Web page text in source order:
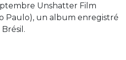
Unshatter Film
Paulo), un album enregistré